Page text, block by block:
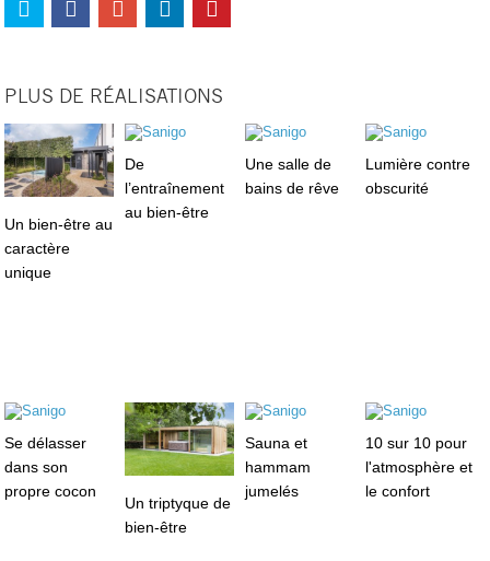
PLUS DE RÉALISATIONS
Un bien-être au
caractère
unique
De
l’entraînement
au bien-être
Une salle de
bains de rêve
Lumière contre
obscurité
Se délasser
dans son
propre cocon
Un triptyque de
bien-être
Sauna et
hammam
jumelés
10 sur 10 pour
l'atmosphère et
le confort